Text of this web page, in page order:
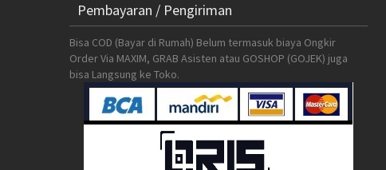
Pembayaran / Pengiriman
Bisa COD (Bayar di Rumah) Belum termasuk biaya Ongkir
Order Via MAXIM, GRAB Asisten atau GOSHOP (GOJEK) juga
bisa Langsung ke Toko.